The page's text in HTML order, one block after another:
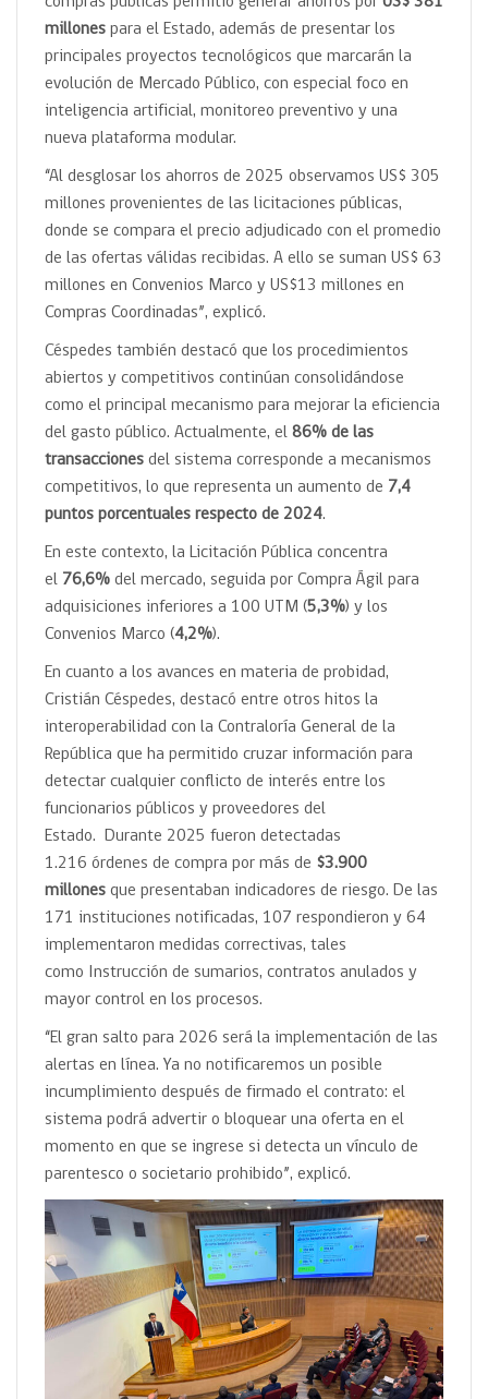
millones para el Estado, además de presentar los
principales proyectos tecnológicos que marcarán la
evolución de Mercado Público, con especial foco en
inteligencia artificial, monitoreo preventivo y una
nueva plataforma modular.
“Al desglosar los ahorros de 2025 observamos US$ 305
millones provenientes de las licitaciones públicas,
donde se compara el precio adjudicado con el promedio
de las ofertas válidas recibidas. A ello se suman US$ 63
millones en Convenios Marco y US$13 millones en
Compras Coordinadas”, explicó.
Céspedes también destacó que los procedimientos
abiertos y competitivos continúan consolidándose
como el principal mecanismo para mejorar la eficiencia
del gasto público. Actualmente, el 86% de las
transacciones del sistema corresponde a mecanismos
competitivos, lo que representa un aumento de 7,4
puntos porcentuales respecto de 2024.
En este contexto, la Licitación Pública concentra
el 76,6% del mercado, seguida por Compra Ágil para
adquisiciones inferiores a 100 UTM (5,3%) y los
Convenios Marco (4,2%).
En cuanto a los avances en materia de probidad,
Cristián Céspedes, destacó entre otros hitos la
interoperabilidad con la Contraloría General de la
República que ha permitido cruzar información para
detectar cualquier conflicto de interés entre los
funcionarios públicos y proveedores del
Estado. Durante 2025 fueron detectadas
1.216 órdenes de compra por más de $3.900
millones que presentaban indicadores de riesgo. De las
171 instituciones notificadas, 107 respondieron y 64
implementaron medidas correctivas, tales
como Instrucción de sumarios, contratos anulados y
mayor control en los procesos.
“El gran salto para 2026 será la implementación de las
alertas en línea. Ya no notificaremos un posible
incumplimiento después de firmado el contrato: el
sistema podrá advertir o bloquear una oferta en el
momento en que se ingrese si detecta un vínculo de
parentesco o societario prohibido”, explicó.